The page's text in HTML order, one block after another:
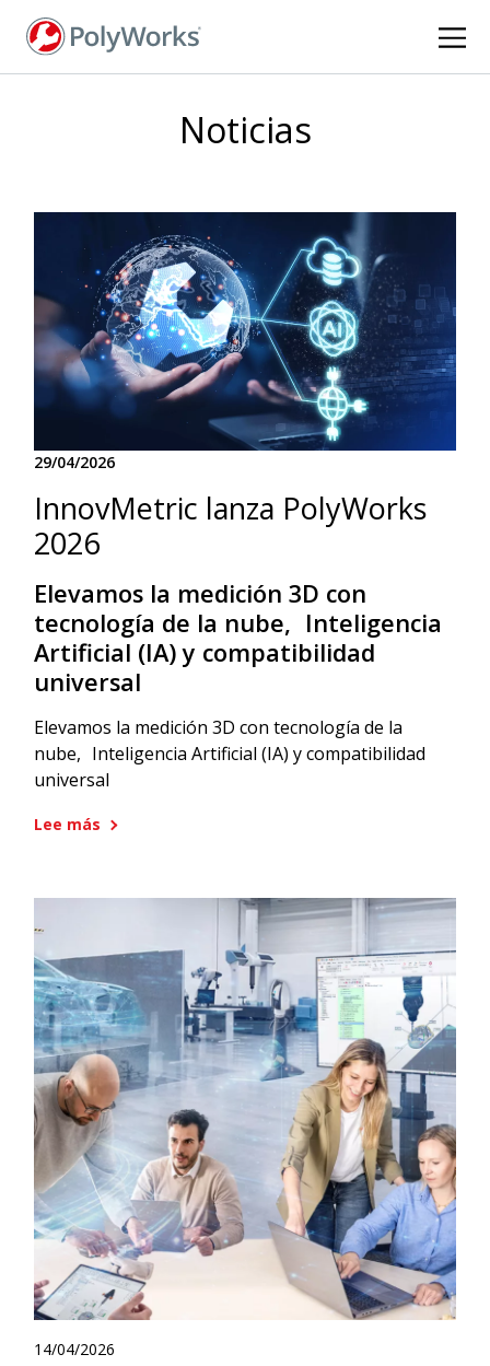
Pasar
Noticias
29/04/2026
InnovMetric lanza PolyWorks
2026
Elevamos la medición 3D con
tecnología de la nube, Inteligencia
Artificial (IA) y compatibilidad
universal
Elevamos la medición 3D con tecnología de la
nube, Inteligencia Artificial (IA) y compatibilidad
universal
Lee más
14/04/2026